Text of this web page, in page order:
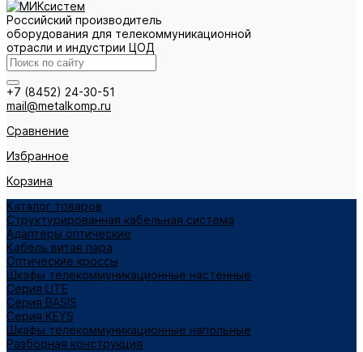
Российский производитель
оборудования для телекоммуникационной
отрасли и индустрии ЦОД
+7 (8452) 24-30-51
mail@metalkomp.ru
Сравнение
Избранное
Корзина
Каталог товаров
Структурированная кабельная система
Адаптеры оптические
Кабель витая пара
Оптические кроссы
Шкафы телекоммуникационные настенные
Cерия LITE
Cерия BASIS
Cерия KEYS
Шкафы телекоммуникационные напольные
Разборная конструкция